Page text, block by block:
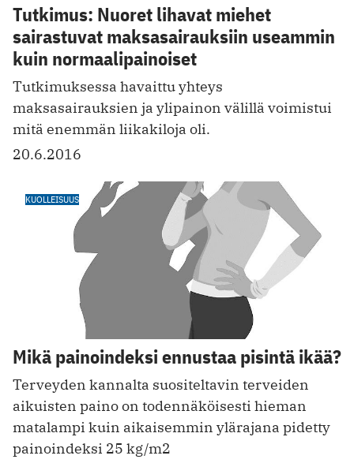
Tutkimus: Nuoret lihavat miehet
sairastuvat maksasairauksiin useammin
kuin normaalipainoiset
Tutkimuksessa havaittu yhteys
maksasairauksien ja ylipainon välillä voimistui
mitä enemmän liikakiloja oli.
20.6.2016
KUOLLEISUUS
Mikä painoindeksi ennustaa pisintä ikää?
Terveyden kannalta suositeltavin terveiden
aikuisten paino on todennäköisesti hieman
matalampi kuin aikaisemmin ylärajana pidetty
painoindeksi 25 kg/m2